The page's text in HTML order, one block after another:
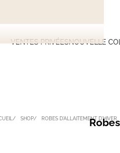
VENTES PRIVÉESNOUVELLE
SHOP ROBES D'ALLAITEMENT D'HIVER